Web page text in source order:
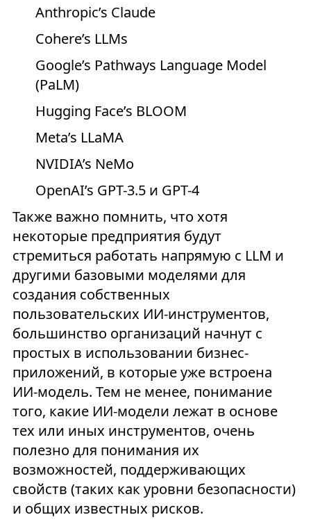
Anthropic’s Claude
Cohere’s LLMs
Google’s Pathways Language Model
(PaLM)
Hugging Face’s BLOOM
Meta’s LLaMA
NVIDIA’s NeMo
OpenAI’s GPT-3.5 и GPT-4
Также важно помнить, что хотя
некоторые предприятия будут
стремиться работать напрямую с LLM и
другими базовыми моделями для
создания собственных
пользовательских ИИ-инструментов,
большинство организаций начнут с
простых в использовании бизнес-
приложений, в которые уже встроена
ИИ-модель. Тем не менее, понимание
того, какие ИИ-модели лежат в основе
тех или иных инструментов, очень
полезно для понимания их
возможностей, поддерживающих
свойств (таких как уровни безопасности)
и общих известных рисков.